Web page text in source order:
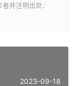
并注明出处：
2023-09-18